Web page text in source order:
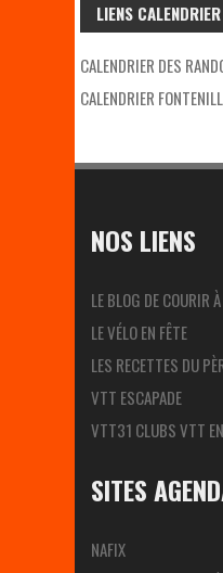
LIENS CALENDRIER
CALENDRIER DES
CALENDRIER
NOS LIENS
LE BLOG DE COURIR
LE VÉLO EN FÊTE
LES RECETTES DU
VTT ESCAPADE
VTT31 CLUBS VTT
SITES
NAFIX